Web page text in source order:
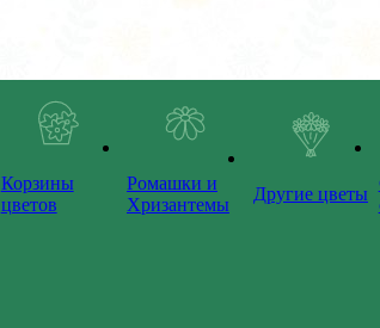
Корзины
цветов
Ромашки и
Хризантемы
Другие цветы